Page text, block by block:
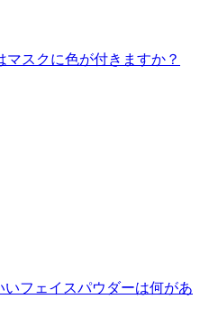
マスクに色が付きますか？
フェイスパウダーは何があ